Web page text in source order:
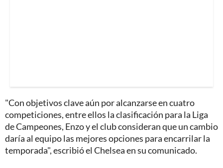
"Con objetivos clave aún por alcanzarse en cuatro
competiciones, entre ellos la clasificación para la Liga
de Campeones, Enzo y el club consideran que un cambio
daría al equipo las mejores opciones para encarrilar la
temporada", escribió el Chelsea en su comunicado.